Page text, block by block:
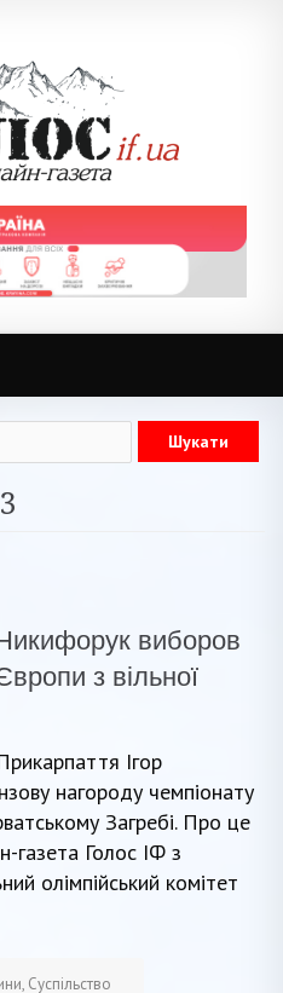
виборов
з вільної
Ігор
нагороду чемпіонату
Загребі. Про це
газета Голос ІФ з
олімпійський комітет
, Суспільство